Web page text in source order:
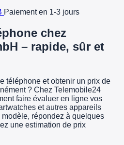
Paiement en 1-3 jours
chez
– rapide, sûr et
téléphone et obtenir un prix de
? Chez Telemobile24
faire évaluer en ligne vos
et autres appareils
répondez à quelques
une estimation de prix